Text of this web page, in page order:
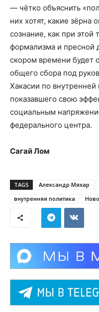
— чётко объяснить
них хотят, какие зёрна
сознание, как при этой
формализма и пресной
скором времени будет
общего сбора под
Хакасии по
показавшего свою
социальным
федерального центра.
Сагай Лом
TAGS Александр Мяхар
внутренняя политика